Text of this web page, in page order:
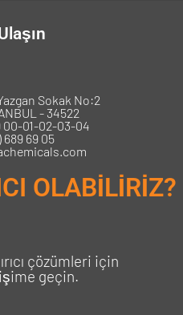
Sokak No:2
- 34522
00-01-02-03-04
689 69 05
OLABİLİRİZ?
çözümleri için
geçin.